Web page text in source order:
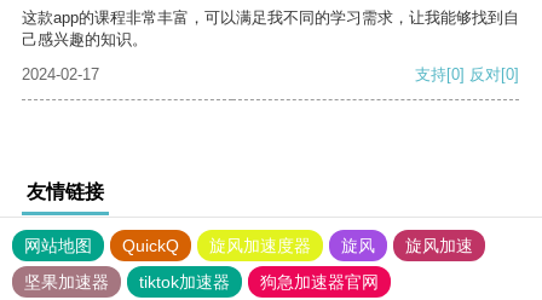
这款app的课程非常丰富，可以满足我不同的学习需求，让我能够找到自
己感兴趣的知识。
2024-02-17
支持[0] 反对[0]
友情链接
网站地图 QuickQ 旋风加速度器 旋风
旋风加速
坚果加速器
tiktok加速器
狗急加速器官网